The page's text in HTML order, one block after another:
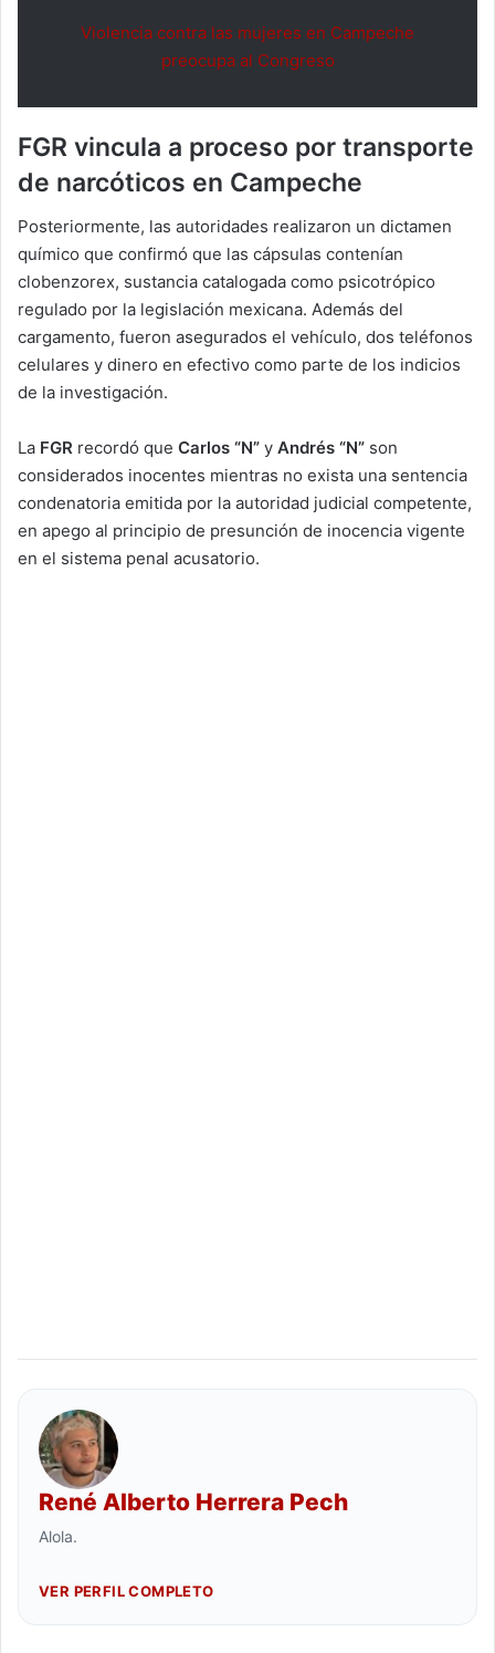
Violencia contra las mujeres en Campeche
preocupa al Congreso
FGR vincula a proceso por transporte
de narcóticos en Campeche
Posteriormente, las autoridades realizaron un dictamen
químico que confirmó que las cápsulas contenían
clobenzorex, sustancia catalogada como psicotrópico
regulado por la legislación mexicana. Además del
cargamento, fueron asegurados el vehículo, dos teléfonos
celulares y dinero en efectivo como parte de los indicios
de la investigación.
La FGR recordó que Carlos “N” y Andrés “N” son
considerados inocentes mientras no exista una sentencia
condenatoria emitida por la autoridad judicial competente,
en apego al principio de presunción de inocencia vigente
en el sistema penal acusatorio.
René Alberto Herrera Pech
Alola.
VER PERFIL COMPLETO